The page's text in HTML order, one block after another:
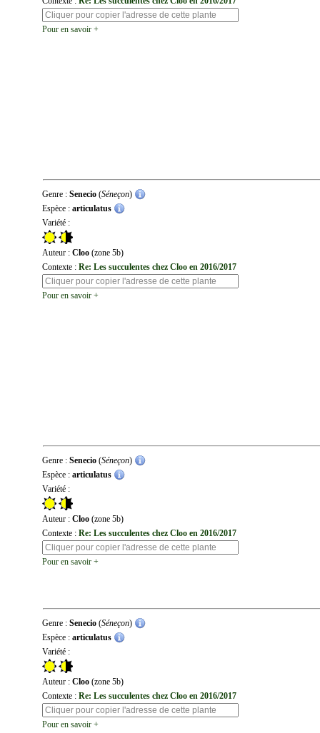
Pour en savoir +
Genre : Senecio (Séneçon)
Espèce : articulatus
Variété :
Auteur : Cloo (zone 5b)
Contexte : Re: Les succulentes chez Cloo en 2016/2017
Pour en savoir +
Genre : Senecio (Séneçon)
Espèce : articulatus
Variété :
Auteur : Cloo (zone 5b)
Contexte : Re: Les succulentes chez Cloo en 2016/2017
Pour en savoir +
Genre : Senecio (Séneçon)
Espèce : articulatus
Variété :
Auteur : Cloo (zone 5b)
Contexte : Re: Les succulentes chez Cloo en 2016/2017
Pour en savoir +